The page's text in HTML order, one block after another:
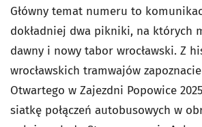
Główny temat numeru to
dokładniej dwa pikniki, na których
dawny i nowy tabor wrocławski. Z
wrocławskich tramwajów
Otwartego w Zajezdni Popowice
siatkę połączeń autobusowych w